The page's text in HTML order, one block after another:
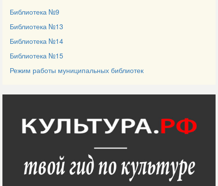
Библиотека №9
Библиотека №13
Библиотека №14
Библиотека №15
Режим работы муниципальных библиотек